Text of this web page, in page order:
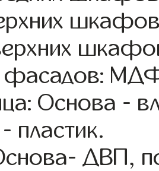
фасадов:
Основа -
пластик.
ДВП,